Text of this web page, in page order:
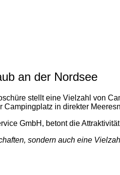
an der Nordsee
stellt eine Vielzahl von
in direkter
GmbH, betont die
sondern auch eine